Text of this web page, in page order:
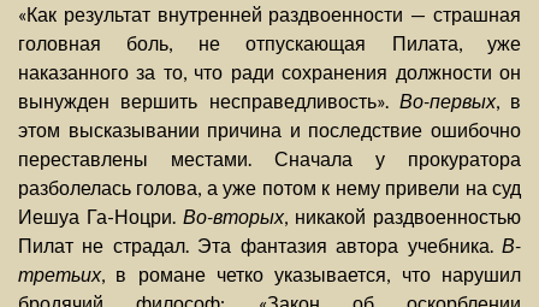
«Как результат внутренней раздвоенности — страшная
головная боль, не отпускающая Пилата, уже
наказанного за то, что ради сохранения должности он
вынужден вершить несправедливость». Во-первых, в
этом высказывании причина и последствие ошибочно
переставлены местами. Сначала у прокуратора
разболелась голова, а уже потом к нему привели на суд
Иешуа Га-Ноцри. Во-вторых, никакой раздвоенностью
Пилат не страдал. Эта фантазия автора учебника. В-
третьих, в романе четко указывается, что нарушил